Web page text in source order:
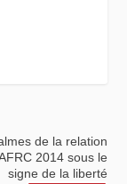
de la relation
2014 sous le
signe de la liberté